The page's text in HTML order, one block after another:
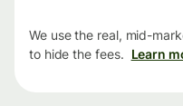
We use the real, mid-
to hide the fees. Learn